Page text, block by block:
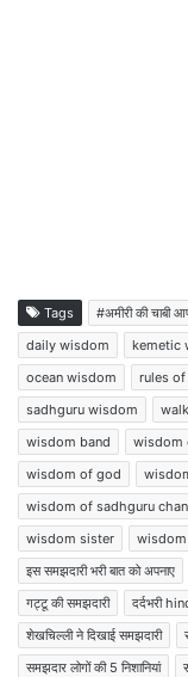
Tags #अमीरी की चाबी
daily wisdom
kemetic
ocean wisdom
rules
sadhguru wisdom
wisdom band
wisdom
wisdom of god
wisdom of sadhguru
wisdom sister
इस समझदारी भरी बात को अपनाए
गट्टू की समझदारी
दर्दभरी
शेखचिल्ली ने दिखाई समझदारी
समझदार लोगों की 5 निशानियां